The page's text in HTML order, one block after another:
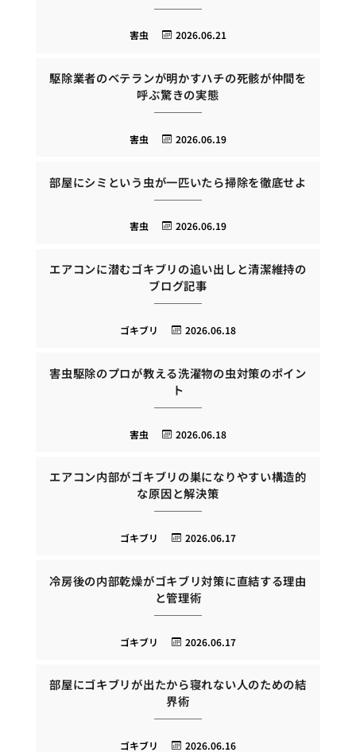
2026.06.21
害虫
駆除業者のベテランが明かすハチの死骸が仲間を
呼ぶ驚きの実態
2026.06.19
害虫
部屋にシミという虫が一匹いたら掃除を徹底せよ
2026.06.19
害虫
エアコンに潜むゴキブリの追い出しと清潔維持の
ブログ記事
2026.06.18
ゴキブリ
害虫駆除のプロが教える洗濯物の虫対策のポイン
ト
2026.06.18
害虫
エアコン内部がゴキブリの巣になりやすい構造的
な原因と解決策
2026.06.17
ゴキブリ
冷房後の内部乾燥がゴキブリ対策に直結する理由
と管理術
2026.06.17
ゴキブリ
部屋にゴキブリが出たから寝れない人のための結
界術
2026.06.16
ゴキブリ